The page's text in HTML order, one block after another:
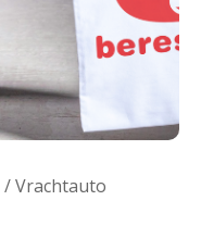
/ Vrachtauto